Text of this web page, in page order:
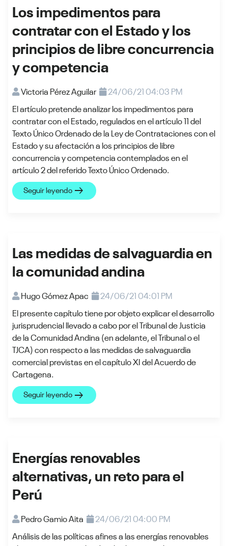
Los impedimentos para
contratar con el Estado y los
principios de libre concurrencia
y competencia
Victoria Pérez Aguilar
24/06/21 04:03 PM
El artículo pretende analizar los impedimentos para
contratar con el Estado, regulados en el artículo 11 del
Texto Único Ordenado de la Ley de Contrataciones con el
Estado y su afectación a los principios de libre
concurrencia y competencia contemplados en el
artículo 2 del referido Texto Único Ordenado.
Seguir leyendo arrow_right_alt
Las medidas de salvaguardia en
la comunidad andina
Hugo Gómez Apac
24/06/21 04:01 PM
El presente capítulo tiene por objeto explicar el desarrollo
jurisprudencial llevado a cabo por el Tribunal de Justicia
de la Comunidad Andina (en adelante, el Tribunal o el
TJCA) con respecto a las medidas de salvaguardia
comercial previstas en el capítulo XI del Acuerdo de
Cartagena.
Seguir leyendo arrow_right_alt
Energías renovables
alternativas, un reto para el
Perú
Pedro Gamio Aita
24/06/21 04:00 PM
Análisis de las políticas afines a las energías renovables